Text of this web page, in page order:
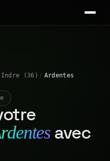
Indre (36) / Ardentes
avec